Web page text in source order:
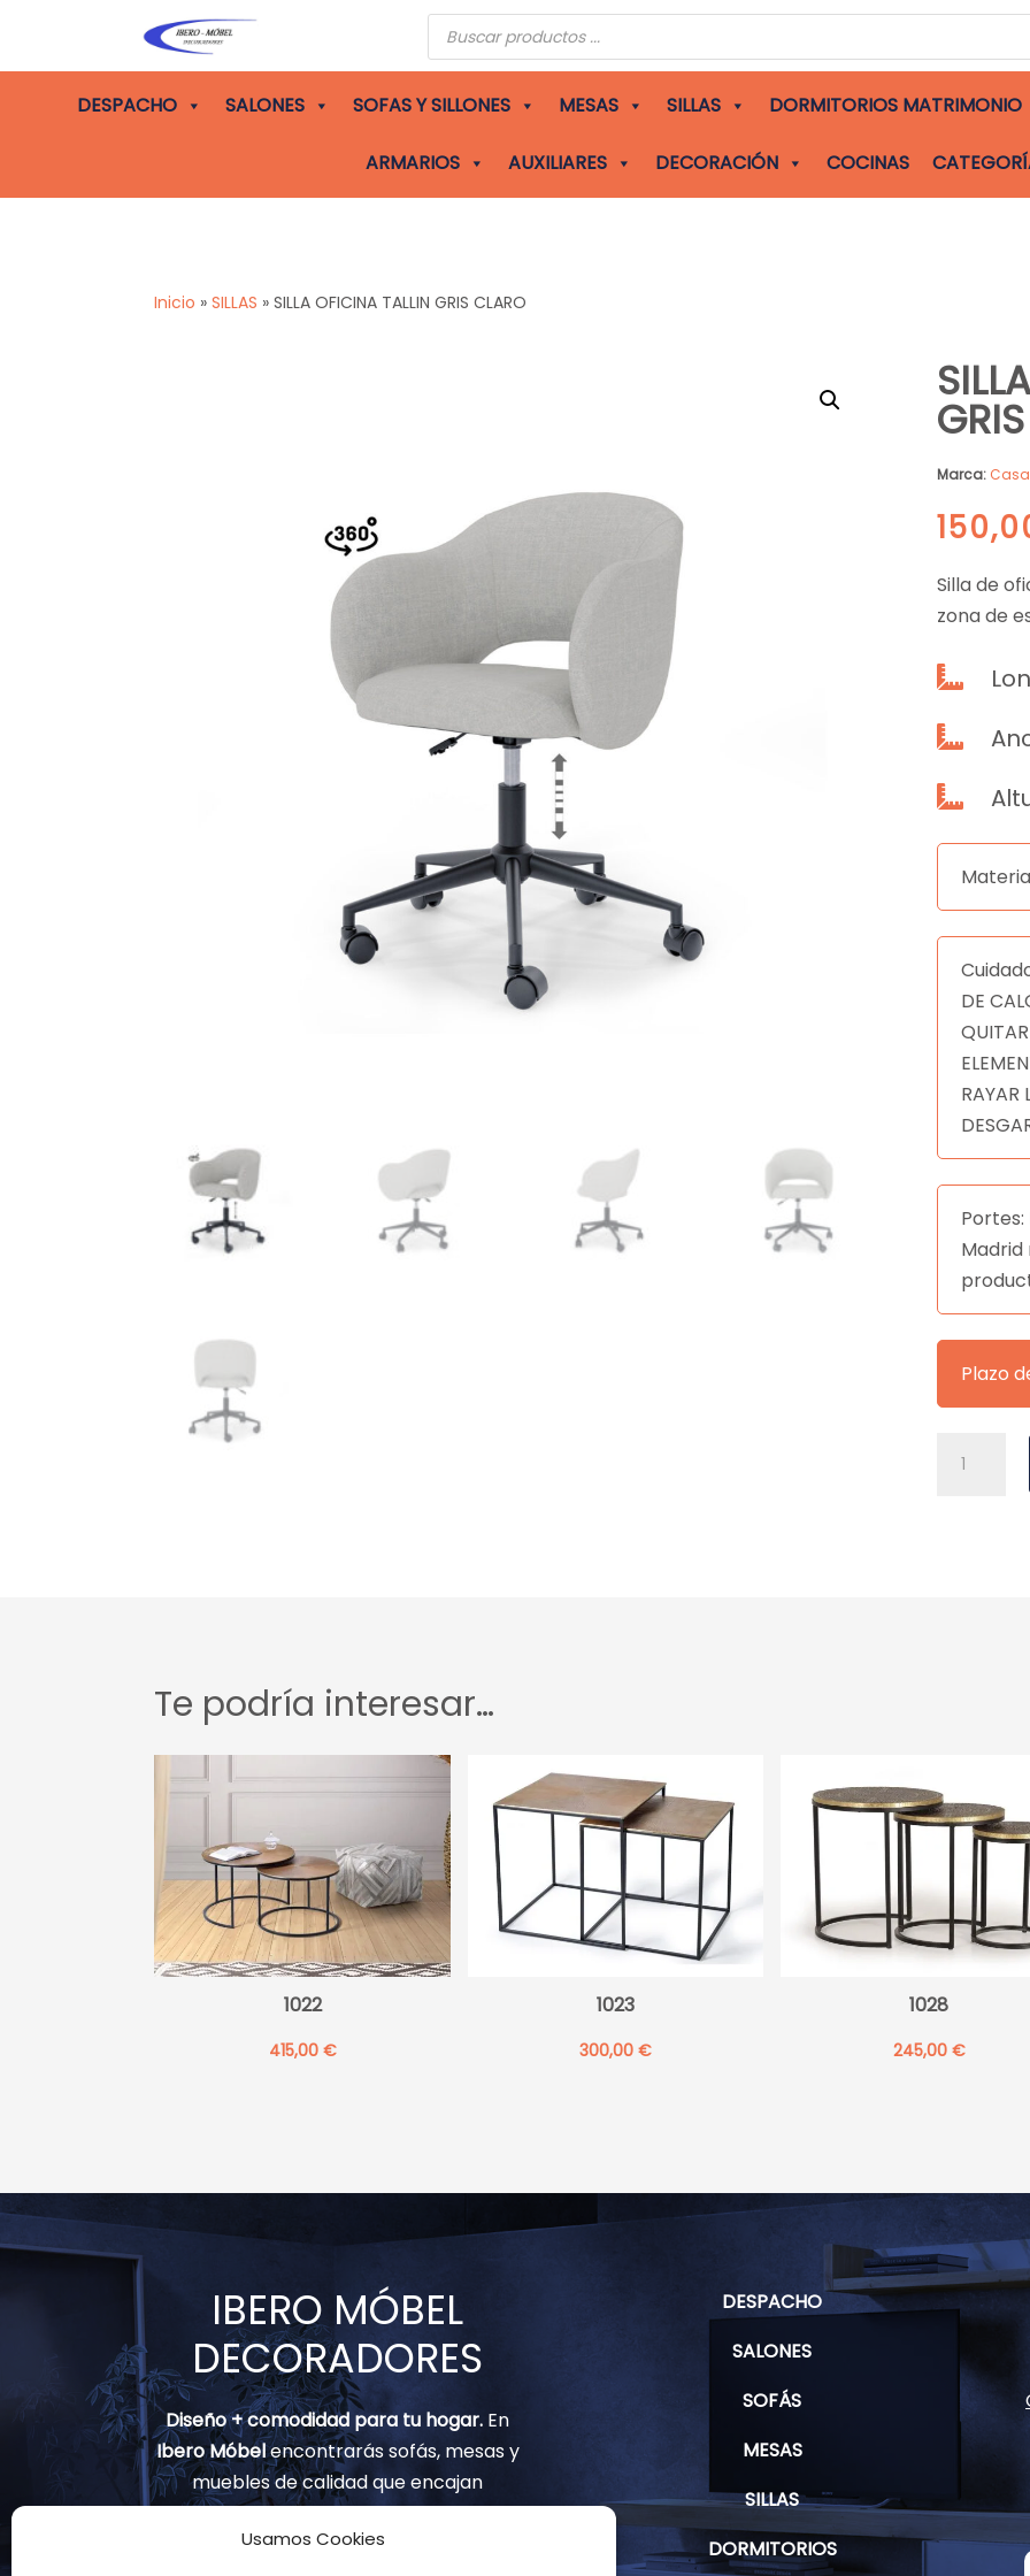
Usamos Cookies
Búsqueda
de
productos
DESPACHO SALONES SOFAS Y SILLONES MESAS SILLAS DORMITORIOS MATRIMONIO
ARMARIOS AUXILIARES DECORACIÓN COCINAS
Inicio »SILLAS »SILLA OFICINA TALLIN GRIS CLARO
Marca:
Silla de
zona de



DE
RAYAR
Madrid
Plazo
OFICINA
Te podría interesar…
1022
415,00 €
1023
300,00€
1028
245,00 €
IBERO MÓBEL
DECORADORES
Diseño + comodidad para tu hogar. En
Ibero Móbelencontrarás sofás, mesas y
muebles de calidad que encajan
contigo.
DESPACHO
SALONES
SOFÁS
MESAS
SILLAS
DORMITORIOS